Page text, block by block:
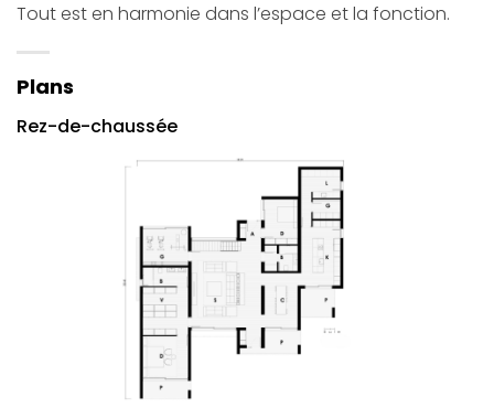
Tout est en harmonie dans l’espace et la fonction.
Plans
Rez-de-chaussée